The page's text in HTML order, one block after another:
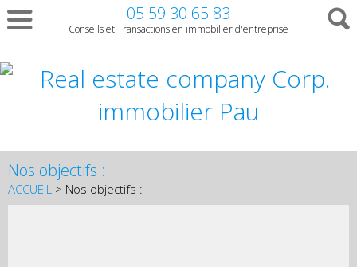
05 59 30 65 83
Conseils et Transactions en immobilier d'entreprise
Nos objectifs :
ACCUEIL > Nos objectifs :